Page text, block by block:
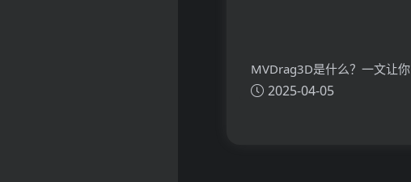
MVDrag3D是什么？一文让你
看懂MVDrag3D的技术原理、
2025-04-05